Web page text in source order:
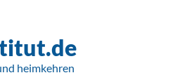
heimkehren